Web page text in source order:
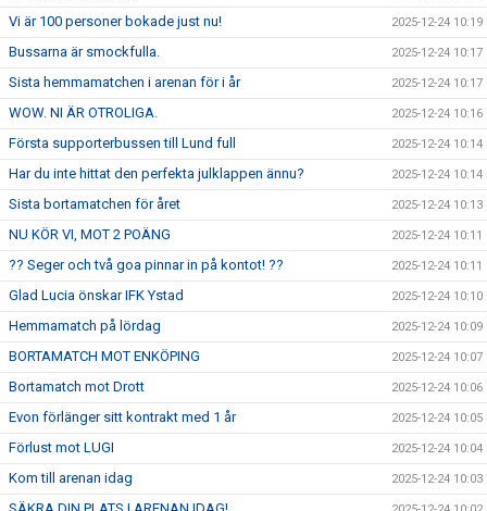
Vi är 100 personer bokade just nu! 2025-12-24 10:19
Bussarna är smockfulla. 2025-12-24 10:17
Sista hemmamatchen i arenan för i år 2025-12-24 10:17
WOW. NI ÄR OTROLIGA. 2025-12-24 10:16
Första supporterbussen till Lund full 2025-12-24 10:14
Har du inte hittat den perfekta julklappen ännu? 2025-12-24 10:14
Sista bortamatchen för året 2025-12-24 10:13
NU KÖR VI, MOT 2 POÄNG 2025-12-24 10:11
?? Seger och två goa pinnar in på kontot! ?? 2025-12-24 10:11
Glad Lucia önskar IFK Ystad 2025-12-24 10:10
Hemmamatch på lördag 2025-12-24 10:09
BORTAMATCH MOT ENKÖPING 2025-12-24 10:07
Bortamatch mot Drott 2025-12-24 10:06
Evon förlänger sitt kontrakt med 1 år 2025-12-24 10:05
Förlust mot LUGI 2025-12-24 10:04
Kom till arenan idag 2025-12-24 10:03